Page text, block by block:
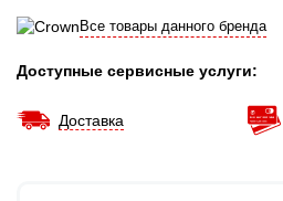
Все товары данного бренда
Доступные сервисные услуги:
Доставка